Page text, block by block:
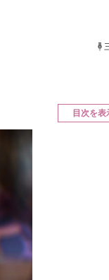
目次を表